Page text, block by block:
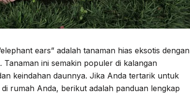
ears” adalah tanaman hias eksotis dengan
ini semakin populer di kalangan
keindahan daunnya. Jika Anda tertarik untuk
rumah Anda, berikut adalah panduan lengkap